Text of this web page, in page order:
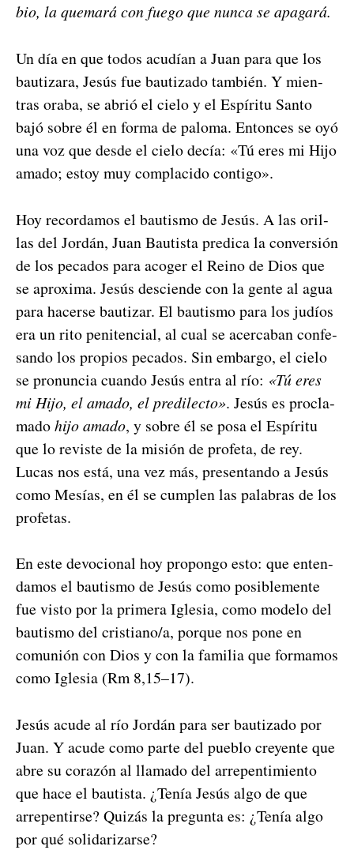
bio, la que­mará con fuego que nun­ca se apa­gará.
Un día en que todos acud­ían a Juan para que los
bau­ti­zara, Jesús fue bau­ti­za­do tam­bién. Y mien­
tras ora­ba, se abrió el cielo y el Espíritu San­to
bajó sobre él en for­ma de palo­ma. Entonces se oyó
una voz que des­de el cielo decía: «Tú eres mi Hijo
ama­do; estoy muy com­placido con­ti­go».
Hoy recor­damos el bautismo de Jesús. A las oril­
las del Jordán, Juan Bautista pred­i­ca la con­ver­sión
de los peca­dos para acoger el Reino de Dios que
se aprox­i­ma. Jesús desciende con la gente al agua
para hac­erse bau­ti­zar. El bautismo para los judíos
era un rito pen­i­ten­cial, al cual se acer­ca­ban con­fe­
san­do los pro­pios peca­dos. Sin embar­go, el cielo
se pro­nun­cia cuan­do Jesús entra al río: «Tú eres
mi Hijo, el ama­do, el predilec­to». Jesús es procla­
ma­dohijo ama­do, y sobre él se posa el Espíritu
que lo reviste de la mis­ión de pro­fe­ta, de rey.
Lucas nos está, una vez más, pre­sen­tan­do a Jesús
como Mesías, en él se cumplen las pal­abras de los
pro­fe­tas.
En este devo­cional hoy pro­pon­go esto: que enten­
damos el bautismo de Jesús como posi­ble­mente
fue vis­to por la primera Igle­sia, como mod­e­lo del
bautismo del cristiano/a, porque nos pone en
comu­nión con Dios y con la famil­ia que for­mamos
como Igle­sia (Rm 8,15–17).
Jesús acude al río Jordán para ser bau­ti­za­do por
Juan. Y acude como parte del pueblo creyente que
abre su corazón al lla­ma­do del arrepen­timien­to
que hace el bautista. ¿Tenía Jesús algo de que
arrepen­tirse? Quizás la pre­gun­ta es: ¿Tenía algo
por qué sol­i­darizarse?